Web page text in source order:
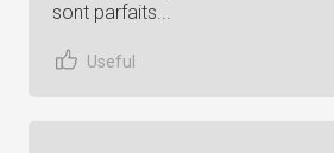
sont parfaits...
Useful